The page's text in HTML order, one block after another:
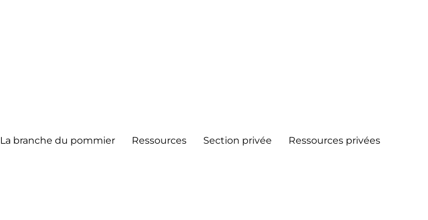
La branche du pommier Ressources Section privée Ressources privées